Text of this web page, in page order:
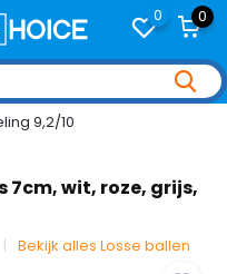
0 0
9,2/10
7cm, wit, roze, grijs,
Bekijk alles Losse ballen